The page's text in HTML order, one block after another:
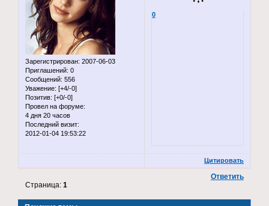
Зарегистрирован: 2007-06-03
Приглашений: 0
Сообщений: 556
Уважение: [+4/-0]
Позитив: [+0/-0]
Провел на форуме:
4 дня 20 часов
Последний визит:
2012-01-04 19:53:22
0
Цитировать
Ответить
Страница:1